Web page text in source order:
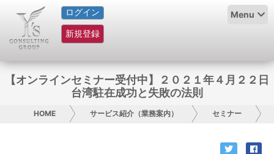
ログイン
新規登録
Menu
HOME
サービス紹介
グループ概要
【オンラインセミナー受付中】２０２１年４月２２日
台湾駐在成功と失敗の法則
HOME サービス紹介（業務案内） セミナー